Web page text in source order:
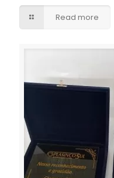
Read more